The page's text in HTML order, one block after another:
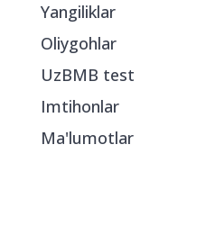
Yangiliklar
Oliygohlar
UzBMB test
Imtihonlar
Ma'lumotlar